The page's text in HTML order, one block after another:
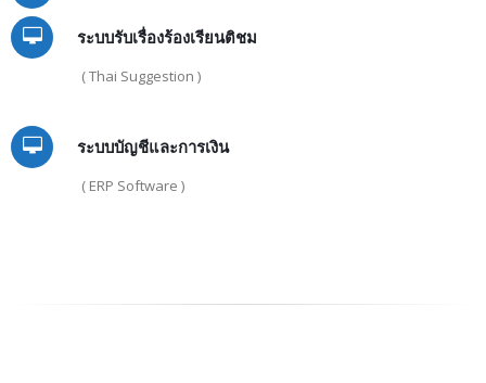
ระบบรับเรื่องร้องเรียนติชม
( Thai Suggestion )
ระบบบัญชีและการเงิน
( ERP Software )